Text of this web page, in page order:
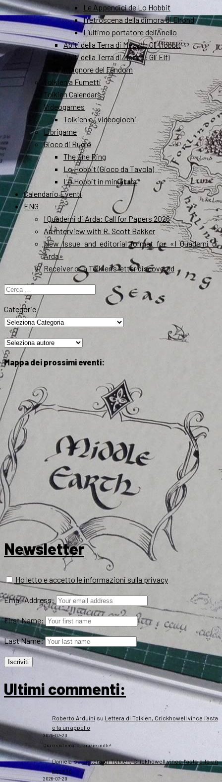
Le Appendici de Lo Hobbit
I retroscena della dimora di Elrond
L’ultimo portatore dell’Anello
Abiti della Terra di Mezzo: Gli Hobbit
Abiti della Terra di Mezzo: Gli Elfi
Il Signore del Fandom
Tolkien a Fumetti
Tolkien Calendars
Videogames
Tolkien e i videogiochi
Librigame
Gioco di Ruolo
The One Ring
Lo Hobbit (Gioco da Tavola)
Lo Hobbit in miniatura
Calendario Eventi
ENG
I Quaderni di Arda: Call for Papers 2026
An interview with R. Scott Bakker
New Issue and editorial format for «I Quaderni di
Arda»
Receiver of a Tolkien’s letter discovered
Ricerca
Categorie
Mappa dei prossimi eventi:
Newsletter
Ho letto e accetto le informazioni sulla privacy
Email Address:
First Name:
Last Name:
Ultimi commenti:
Roberto Arduini su Lettera di Tolkien, Crickhowell vince l’asta
e fa un appello
2026-07-20
Ora è sistemato. Grazie mille!
DanielasuLettera di Tolkien, Crickhowell vince l’asta e fa un
appello
2026-07-20